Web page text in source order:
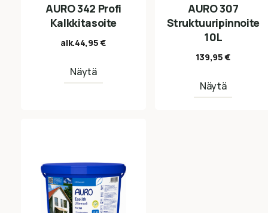
AURO 342 Profi
Kalkkitasoite
alk.44,95€
Näytä
AURO 307
Struktuuripinnoite
10L
139,95€
Näytä